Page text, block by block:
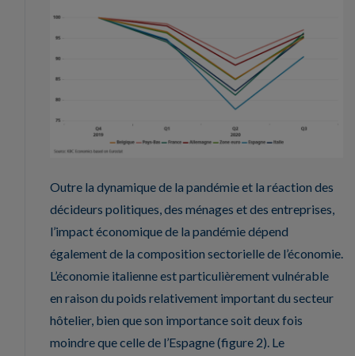
Outre la dynamique de la pandémie et la réaction des
décideurs politiques, des ménages et des entreprises,
l’impact économique de la pandémie dépend
également de la composition sectorielle de l’économie.
L’économie italienne est particulièrement vulnérable
en raison du poids relativement important du secteur
hôtelier, bien que son importance soit deux fois
moindre que celle de l’Espagne (figure 2). Le